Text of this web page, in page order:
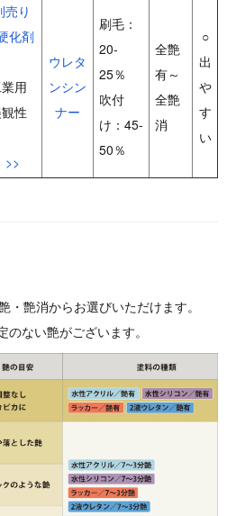
売り
化剤
用
性
>>
ウレタ
ンシン
ナー
刷毛：
20-
25％
吹付
け：45-
50％
全艶
有～
全艶
消
○
出
や
す
い
・艶消からお選びいただけます。
ない艶がございます。